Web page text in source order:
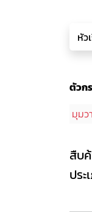
ตัวก
มุมว
สืบ
ปร